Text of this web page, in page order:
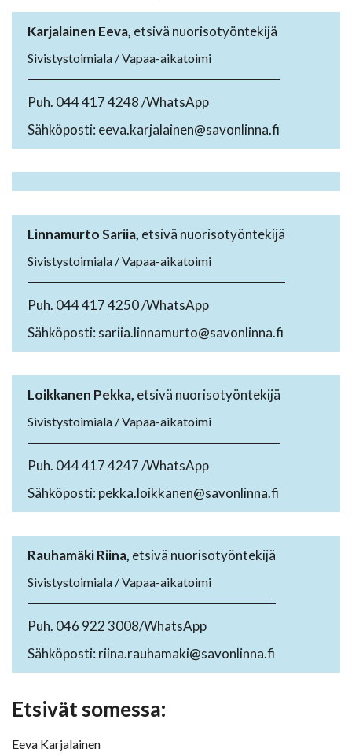
Karjalainen Eeva, etsivä nuorisotyöntekijä
Sivistystoimiala / Vapaa-aikatoimi
Puh. 044 417 4248 /WhatsApp
Sähköposti: eeva.karjalainen@savonlinna.fi
Linnamurto Sariia, etsivä nuorisotyöntekijä
Sivistystoimiala / Vapaa-aikatoimi
Puh. 044 417 4250 /WhatsApp
Sähköposti: sariia.linnamurto@savonlinna.fi
Loikkanen Pekka, etsivä nuorisotyöntekijä
Sivistystoimiala / Vapaa-aikatoimi
Puh. 044 417 4247 /WhatsApp
Sähköposti: pekka.loikkanen@savonlinna.fi
Rauhamäki Riina, etsivä nuorisotyöntekijä
Sivistystoimiala / Vapaa-aikatoimi
Puh. 046 922 3008/WhatsApp
Sähköposti: riina.rauhamaki@savonlinna.fi
Etsivät somessa:
Eeva Karjalainen